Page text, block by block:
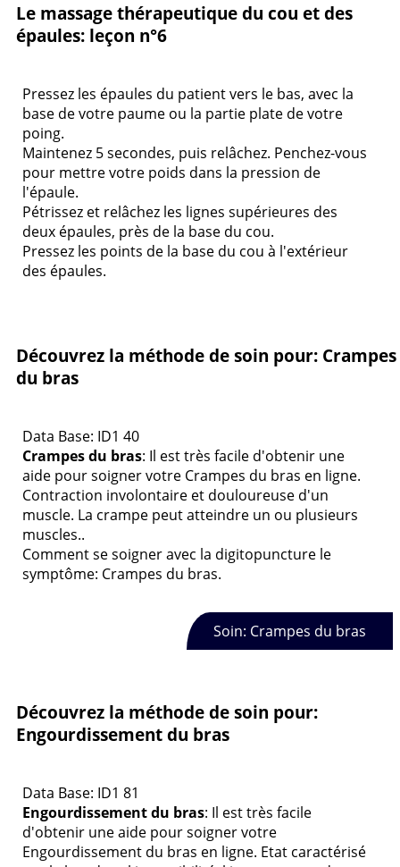
Le massage thérapeutique du cou et des
épaules: leçon n°6
Pressez les épaules du patient vers le bas, avec la
base de votre paume ou la partie plate de votre
poing.
Maintenez 5 secondes, puis relâchez. Penchez-vous
pour mettre votre poids dans la pression de
l'épaule.
Pétrissez et relâchez les lignes supérieures des
deux épaules, près de la base du cou.
Pressez les points de la base du cou à l'extérieur
des épaules.
Découvrez la méthode de soin pour: Crampes
du bras
Data Base: ID1 40
Crampes du bras: Il est très facile d'obtenir une
aide pour soigner votre Crampes du bras en ligne.
Contraction involontaire et douloureuse d'un
muscle. La crampe peut atteindre un ou plusieurs
muscles..
Comment se soigner avec la digitopuncture le
symptôme: Crampes du bras.
Soin: Crampes du bras
Découvrez la méthode de soin pour:
Engourdissement du bras
Data Base: ID1 81
Engourdissement du bras: Il est très facile
d'obtenir une aide pour soigner votre
Engourdissement du bras en ligne. Etat caractérisé